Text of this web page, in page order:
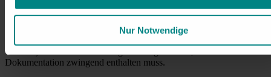
Nur Notwendige
Für die Vergabe von Bauleistungen unterhalb der EU-
Vergabe- und Vertragsordnung für
VOB/A) einen Mindestkatalog von Angaben vor, welche die
Dokumentation zwingend enthalten muss.